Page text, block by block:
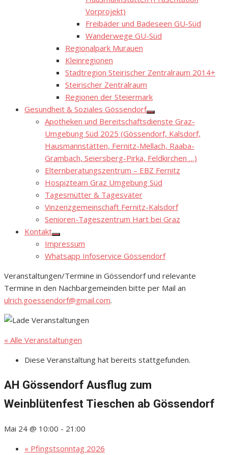
Vorprojekt)
Freibäder und Badeseen GU-Süd
Wanderwege GU-Süd
Regionalpark Murauen
Kleinregionen
Stadtregion Steirischer Zentralraum 2014+
Steirischer Zentralraum
Regionen der Steiermark
Gesundheit & Soziales Gössendorf
Show
sub
menu
Apotheken und Bereitschaftsdienste Graz-
Umgebung Süd 2025 (Gössendorf, Kalsdorf,
Hausmannstätten, Fernitz-Mellach, Raaba-
Grambach, Seiersberg-Pirka, Feldkirchen …)
Elternberatungszentrum – EBZ Fernitz
Hospizteam Graz Umgebung Süd
Tagesmütter & Tagesväter
Vinzenzgemeinschaft Fernitz-Kalsdorf
Senioren-Tageszentrum Hart bei Graz
Kontakt
Show
sub
menu
Impressum
Whatsapp Infoservice Gössendorf
Veranstaltungen/Termine in Gössendorf und relevante
Termine in den Nachbargemeinden bitte per Mail an
ulrich.goessendorf@gmail.com.
« Alle Veranstaltungen
Diese Veranstaltung hat bereits stattgefunden.
AH Gössendorf Ausflug zum
Weinblütenfest Tieschen ab Gössendorf
Mai 24 @ 10:00 - 21:00
« Pfingstsonntag 2026